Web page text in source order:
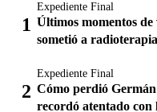
Expediente Final
Últimos momentos
sometió a
Expediente Final
Cómo perdió
recordó atentado con